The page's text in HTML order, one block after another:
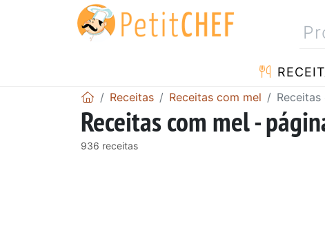
Receitas Receitas com mel
Receitas com mel -
936 receitas